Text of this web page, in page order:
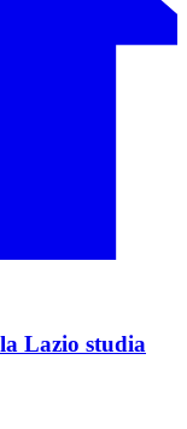
Lazio studia